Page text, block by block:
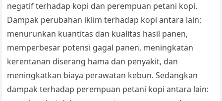
negatif terhadap kopi dan perempuan petani kopi.
Dampak perubahan iklim terhadap kopi antara lain:
menurunkan kuantitas dan kualitas hasil panen,
memperbesar potensi gagal panen, meningkatan
kerentanan diserang hama dan penyakit, dan
meningkatkan biaya perawatan kebun. Sedangkan
dampak terhadap perempuan petani kopi antara lain: